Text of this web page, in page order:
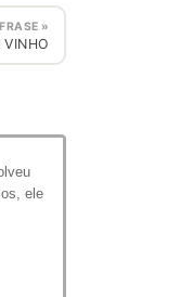
»
VINHO
ele